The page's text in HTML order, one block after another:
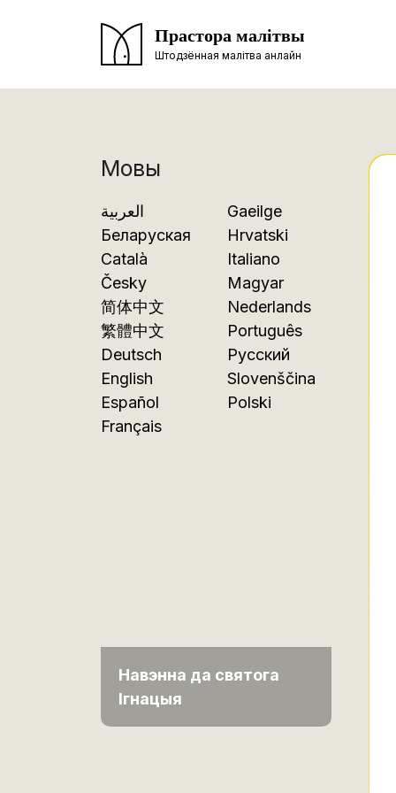
Прастора малітвы
Штодзённая малітва анлайн
Мовы
العربية
Беларуская
Català
Česky
简体中文
繁體中文
Deutsch
English
Español
Français
Gaeilge
Hrvatski
Italiano
Magyar
Nederlands
Português
Русский
Slovenščina
Polski
Навэнна да святога
Ігнацыя